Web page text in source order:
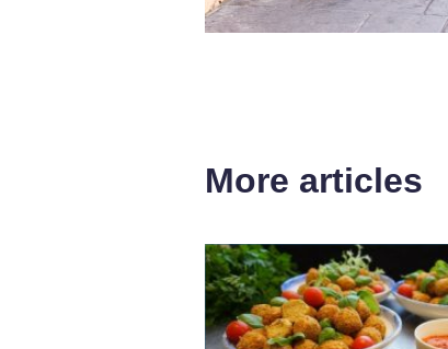
More articles